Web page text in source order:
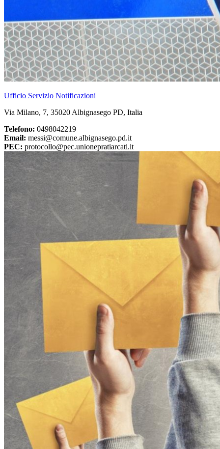
Ufficio Servizio Notificazioni
Via Milano, 7, 35020 Albignasego PD, Italia
Telefono: 0498042219
Email: messi@comune.albignasego.pd.it
PEC: protocollo@pec.unionepratiarcati.it